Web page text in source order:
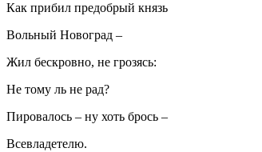
Как прибил предобрый князь
Вольный Новоград –
Жил бескровно, не грозясь:
Не тому ль не рад?
Пировалось – ну хоть брось –
Всевладетелю.